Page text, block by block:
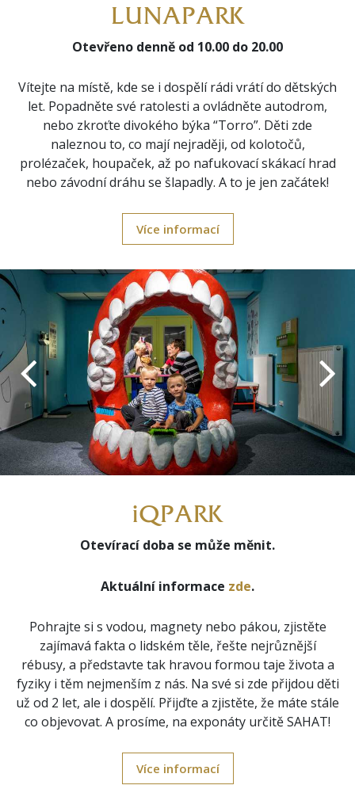
LUNAPARK
Otevřeno denně od 10.00 do 20.00
Vítejte na místě, kde se i dospělí rádi vrátí do dětských
let. Popadněte své ratolesti a ovládněte ​autodrom,
nebo zkroťte ​divokého býka​ “Torro”. Děti zde
naleznou to, co mají nejraději, od kolotočů,
prolézaček, houpaček, až po nafukovací skákací hrad
nebo závodní dráhu se šlapadly. ​​A to je jen začátek!
Více informací
iQPARK
Otevírací doba se může měnit.
Aktuální informace zde.
Pohrajte si s vodou, magnety nebo pákou, zjistěte
zajímavá fakta o lidském těle, řešte nejrůznější
rébusy, a představte tak hravou formou taje života a
fyziky i těm nejmenším z nás. Na své si zde přijdou děti
už od 2 let, ale i dospělí. Přijďte a zjistěte, že máte stále
co objevovat. A prosíme, na exponáty určitě SAHAT!
Více informací